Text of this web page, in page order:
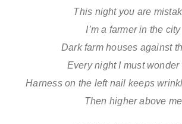
This night you are
I’m a farmer in the city
Dark farm houses against
Every night I must wonder
Harness on the left nail keeps
Then higher above me